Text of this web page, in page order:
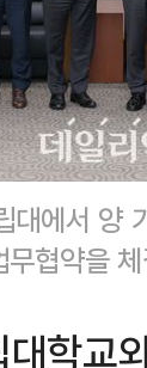
대에서 양
무협약을
학교